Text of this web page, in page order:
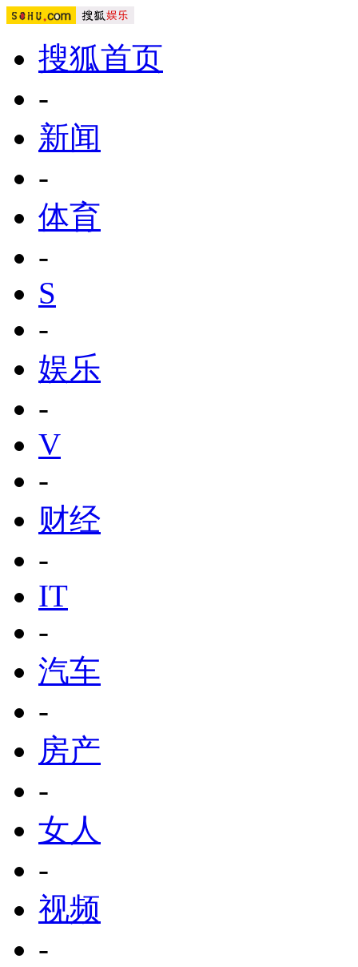
搜狐首页
-
新闻
-
体育
-
S
-
娱乐
-
V
-
财经
-
IT
-
汽车
-
房产
-
女人
-
视频
-